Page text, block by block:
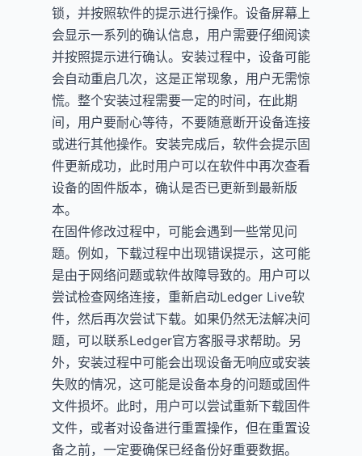
锁，并按照软件的提示进行操作。设备屏幕上
会显示一系列的确认信息，用户需要仔细阅读
并按照提示进行确认。安装过程中，设备可能
会自动重启几次，这是正常现象，用户无需惊
慌。整个安装过程需要一定的时间，在此期
间，用户要耐心等待，不要随意断开设备连接
或进行其他操作。安装完成后，软件会提示固
件更新成功，此时用户可以在软件中再次查看
设备的固件版本，确认是否已更新到最新版
本。
在固件修改过程中，可能会遇到一些常见问
题。例如，下载过程中出现错误提示，这可能
是由于网络问题或软件故障导致的。用户可以
尝试检查网络连接，重新启动Ledger Live软
件，然后再次尝试下载。如果仍然无法解决问
题，可以联系Ledger官方客服寻求帮助。另
外，安装过程中可能会出现设备无响应或安装
失败的情况，这可能是设备本身的问题或固件
文件损坏。此时，用户可以尝试重新下载固件
文件，或者对设备进行重置操作，但在重置设
备之前，一定要确保已经备份好重要数据。